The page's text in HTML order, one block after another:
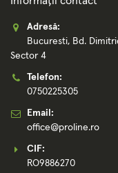
Adresă:
Bucuresti, Bd.
Sector 4
Telefon:
0750225305
Email:
office@proline.ro
CIF:
RO9886270